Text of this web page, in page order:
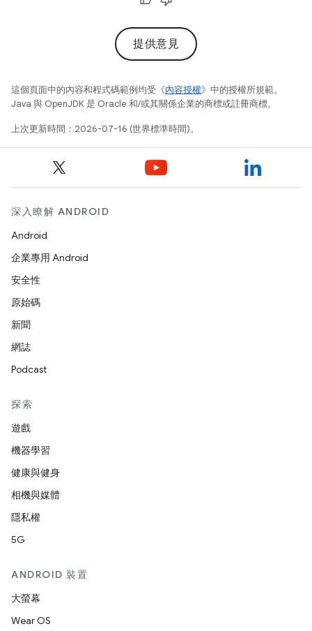
提供意見
這個頁面中的內容和程式碼範例均受《內容授權》中的授權所規範。
Java 與 OpenJDK 是 Oracle 和/或其關係企業的商標或註冊商標。
上次更新時間：2026-07-16 (世界標準時間)。
深入瞭解 ANDROID
Android
企業專用 Android
安全性
原始碼
新聞
網誌
Podcast
探索
遊戲
機器學習
健康與健身
相機與媒體
隱私權
5G
ANDROID 裝置
大螢幕
Wear OS